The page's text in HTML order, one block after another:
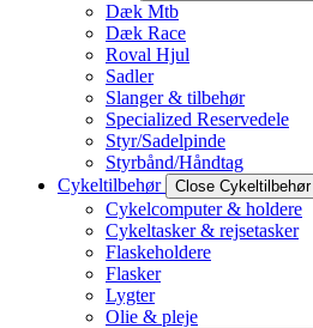
Dæk Mtb
Dæk Race
Roval Hjul
Sadler
Slanger & tilbehør
Specialized Reservedele
Styr/Sadelpinde
Styrbånd/Håndtag
Cykeltilbehør
Close Cykeltilbehør
Cykelcomputer & holdere
Cykeltasker & rejsetasker
Flaskeholdere
Flasker
Lygter
Olie & pleje